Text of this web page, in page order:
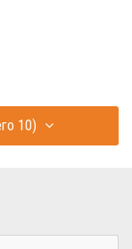
10)